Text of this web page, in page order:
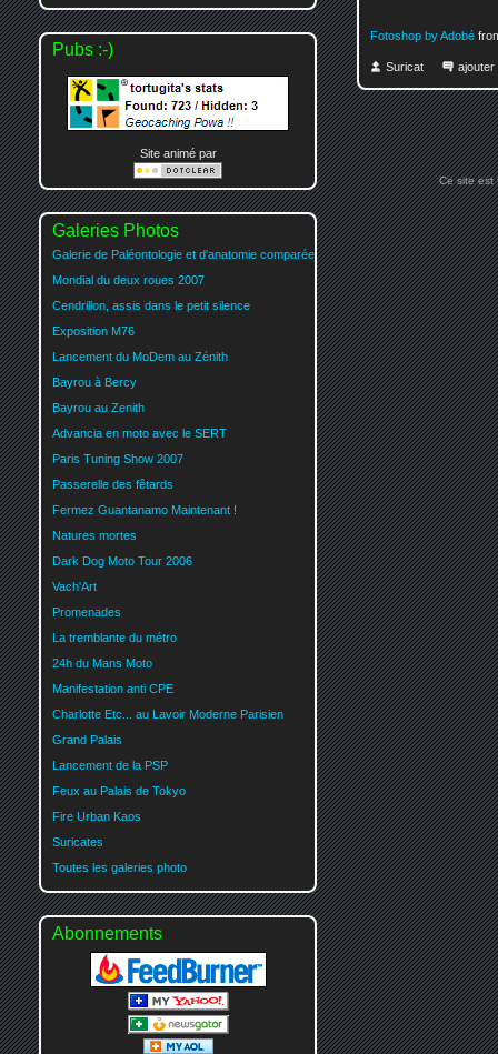
Fotoshop by Adobé
Suricat ajouter
Pubs :-)
Site animé par
Galeries Photos
Galerie de Paléontologie et d'anatomie comparée
Mondial du deux roues 2007
Cendrillon, assis dans le petit silence
Exposition M76
Lancement du MoDem au Zénith
Bayrou à Bercy
Bayrou au Zenith
Advancia en moto avec le SERT
Paris Tuning Show 2007
Passerelle des fêtards
Fermez Guantanamo Maintenant !
Natures mortes
Dark Dog Moto Tour 2006
Vach'Art
Promenades
La tremblante du métro
24h du Mans Moto
Manifestation anti CPE
Charlotte Etc... au Lavoir Moderne Parisien
Grand Palais
Lancement de la PSP
Feux au Palais de Tokyo
Fire Urban Kaos
Suricates
Toutes les galeries photo
Abonnements
Ce site est